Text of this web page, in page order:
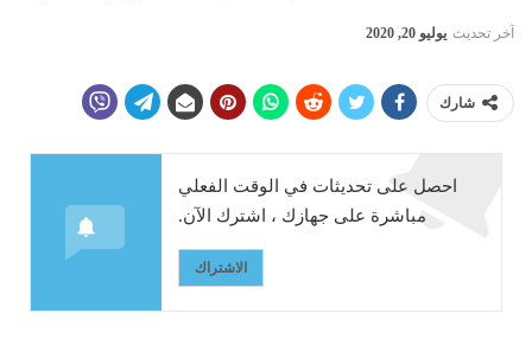
آخر تحديث يوليو 20, 2020
شارك
احصل على تحديثات في الوقت الفعلي
مباشرة على جهازك ، اشترك الآن.
الاشتراك